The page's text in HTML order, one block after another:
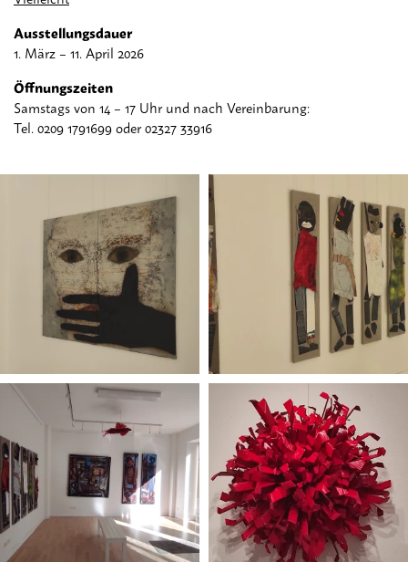
Ausstellungsdauer
1. März – 11. April 2026
Öffnungszeiten
Samstags von 14 – 17 Uhr und nach Vereinbarung:
Tel. 0209 1791699 oder 02327 33916